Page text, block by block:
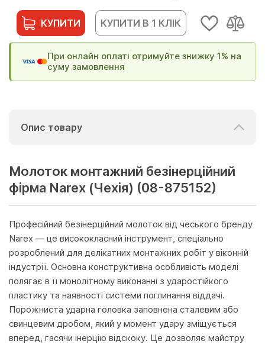
КУПИТИ КУПИТИ В 1 КЛІК
При онлайн оплаті отримуйте знижку 1% на
суму замовлення
Опис товару
Молоток монтажний безінерційний
фірма Narex (Чехія) (08-875152)
Професійний безінерційний молоток від чеського бренду
Narex — це висококласний інструмент, спеціально
розроблений для делікатних монтажних робіт у віконній
індустрії. Основна конструктивна особливість моделі
полягає в її монолітному виконанні з ударостійкого
пластику та наявності системи поглинання віддачі.
Порожниста ударна головка заповнена сталевим або
свинцевим дробом, який у момент удару зміщується
вперед, гасячи інерцію відскоку. Це дозволяє майстру